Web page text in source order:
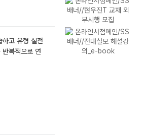
고 유형 실전
복적으로 연